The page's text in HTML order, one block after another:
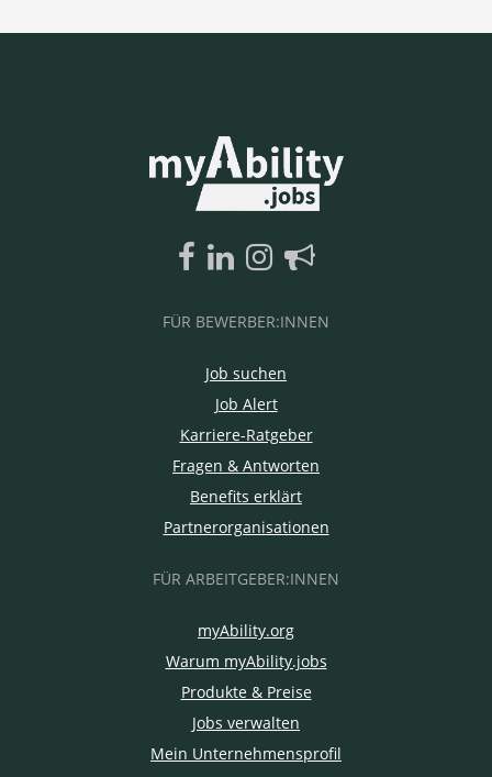
FÜR BEWERBER:INNEN
Job suchen
Job Alert
Karriere-Ratgeber
Fragen & Antworten
Benefits erklärt
Partnerorganisationen
FÜR ARBEITGEBER:INNEN
myAbility.org
Warum myAbility.jobs
Produkte & Preise
Jobs verwalten
Mein Unternehmensprofil